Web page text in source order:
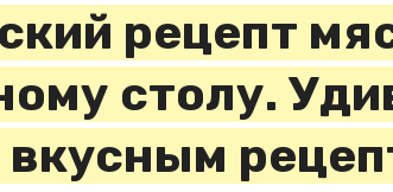
рецепт
столу.